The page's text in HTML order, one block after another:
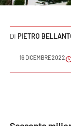
Cultura
Podcast
Meteo
PIETRO
16 DICEMBRE 2022